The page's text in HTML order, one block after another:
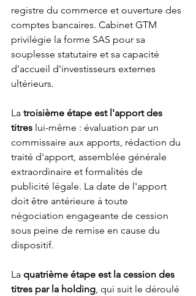
registre du commerce et ouverture des
comptes bancaires. Cabinet GTM
privilégie la forme SAS pour sa
souplesse statutaire et sa capacité
d'accueil d'investisseurs externes
ultérieurs.
La troisième étape est l'apport des
titres lui-même : évaluation par un
commissaire aux apports, rédaction du
traité d'apport, assemblée générale
extraordinaire et formalités de
publicité légale. La date de l'apport
doit être antérieure à toute
négociation engageante de cession
sous peine de remise en cause du
dispositif.
La quatrième étape est la cession des
titres par la holding, qui suit le déroulé